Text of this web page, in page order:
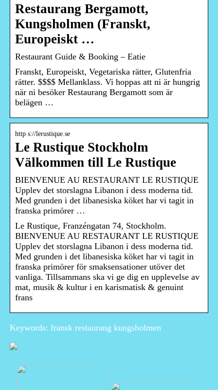
Restaurang Bergamott,
Kungsholmen (Franskt,
Europeiskt …
Restaurant Guide & Booking – Eatie
Franskt, Europeiskt, Vegetariska rätter, Glutenfria
rätter. $$$$ Mellanklass. Vi hoppas att ni är hungrig
när ni besöker Restaurang Bergamott som är
belägen …
http s://lerustique.se
Le Rustique Stockholm
Välkommen till Le Rustique
BIENVENUE AU RESTAURANT LE RUSTIQUE
Upplev det storslagna Libanon i dess moderna tid.
Med grunden i det libanesiska köket har vi tagit in
franska primörer …
Le Rustique, Franzéngatan 74, Stockholm.
BIENVENUE AU RESTAURANT LE RUSTIQUE
Upplev det storslagna Libanon i dess moderna tid.
Med grunden i det libanesiska köket har vi tagit in
franska primörer för smaksensationer utöver det
vanliga. Tillsammans ska vi ge dig en upplevelse av
mat, musik & kultur i en karismatisk & genuint
frans
Keywords: fransk restaurang kungsholmen